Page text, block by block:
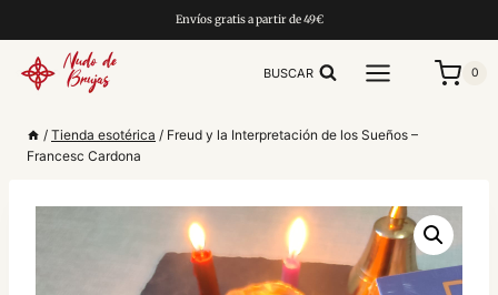
al
contenido
Envíos gratis a partir de 49€
BUSCAR 0
/ Tienda esotérica / Freud y la Interpretación de los Sueños –
Francesc Cardona